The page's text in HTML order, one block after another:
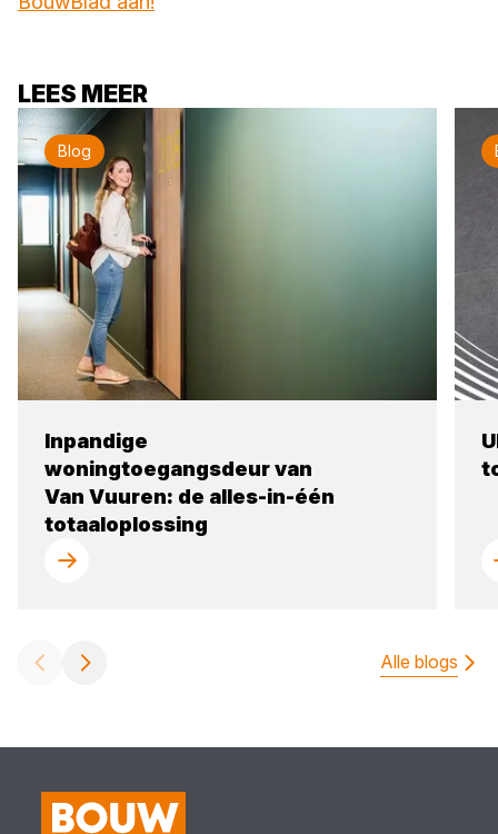
LEES MEER
Blog
Inpandige
woningtoegangsdeur van
Van Vuuren: de alles-in-één
totaaloplossing
Alle blogs